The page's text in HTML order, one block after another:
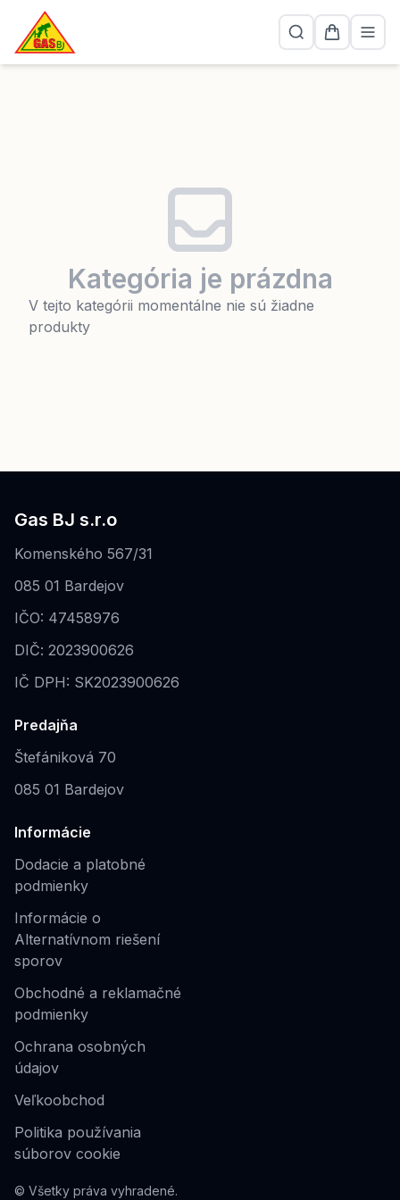
Kategória je prázdna
V tejto kategórii momentálne nie sú žiadne
produkty
Gas BJ s.r.o
Komenského 567/31
085 01 Bardejov
IČO: 47458976
DIČ: 2023900626
IČ DPH: SK2023900626
Predajňa
Štefániková 70
085 01 Bardejov
Informácie
Dodacie a platobné
podmienky
Informácie o
Alternatívnom riešení
sporov
Obchodné a reklamačné
podmienky
Ochrana osobných
údajov
Veľkoobchod
Politika používania
súborov cookie
© Všetky práva vyhradené.